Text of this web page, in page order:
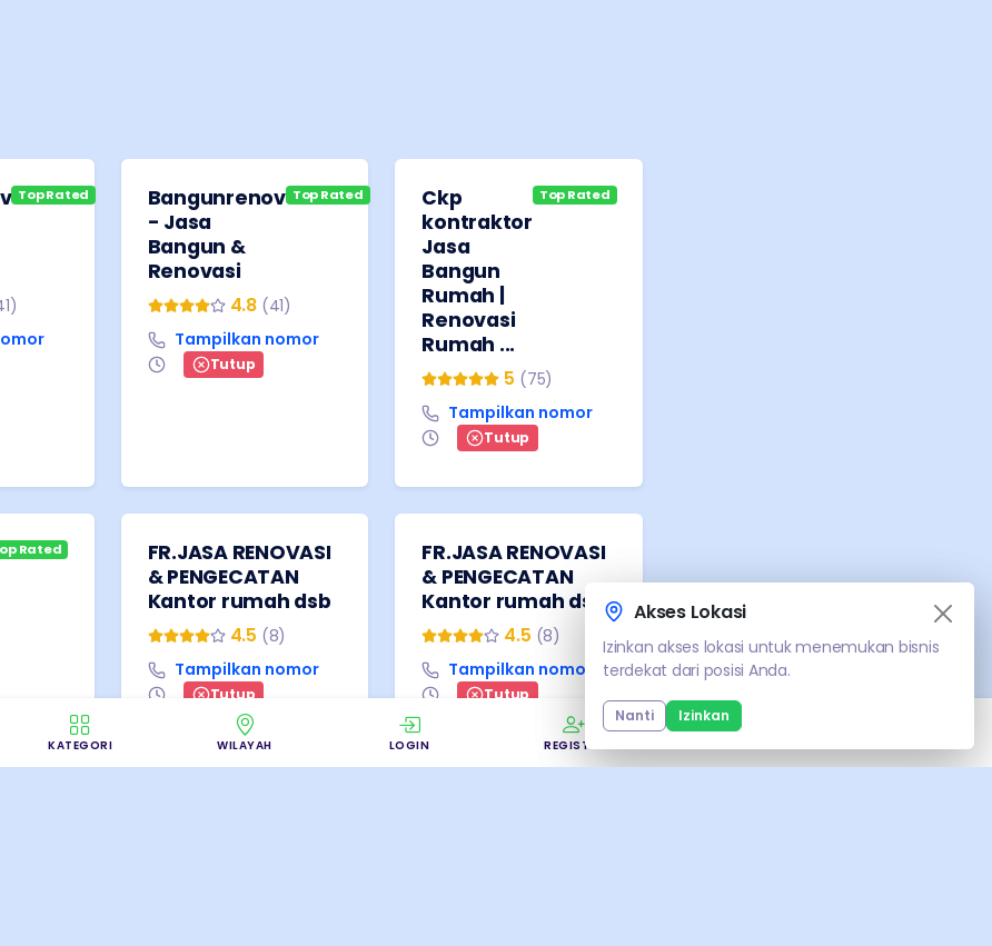
Top Rated
)
Bangunrenov
- Jasa
Bangun &
Renovasi
Top Rated
4.8 (41)
Tampilkan nomor
Tutup
Ckp
kontraktor
Jasa
Bangun
Rumah |
Renovasi
Rumah ...
Top Rated
5 (75)
Tampilkan nomor
Tutup
Rated
FR.JASA RENOVASI
& PENGECATAN
Kantor rumah dsb
4.5 (8)
Tampilkan nomor
Tutup
FR.JASA RENOVASI
& PENGECATAN
Kantor rumah dsb
4.5 (8)
Tampilkan nomor
Tutup
KATEGORI WILAYAH LOGIN REGISTER
Akses Lokasi
Izinkan akses lokasi untuk menemukan bisnis
terdekat dari posisi Anda.
Nanti Izinkan
Akses Lokasi
Izinkan akses lokasi untuk menemukan bisnis
terdekat dari posisi Anda.
Nanti Izinkan